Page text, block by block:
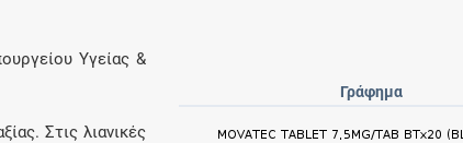
Υγείας &
Στις λιανικές
Γράφημα